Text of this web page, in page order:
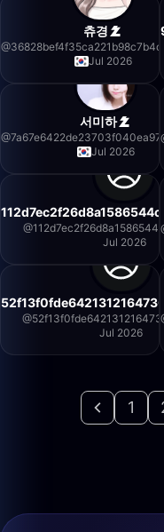
츄경
@
Jul 2026
서미하
@
Jul 2026
@
Jul 2026
@
Jul 2026
1